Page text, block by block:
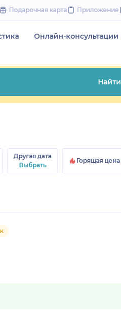
to
Подарочная карта Приложение
Онлайн-консультации
Найти
Другая дата
Выбрать
Горящая цена